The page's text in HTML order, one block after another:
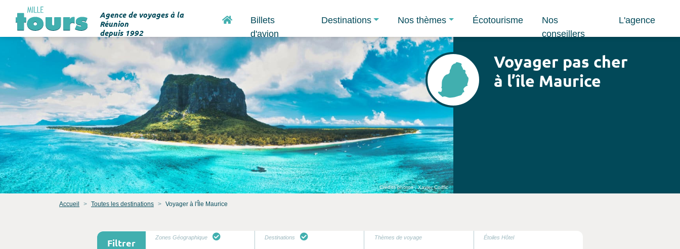
Agence de voyages à la
Réunion
depuis 1992
AccueilBillets
d'avion
Destinations Nos thèmes Écotourisme
Nos
conseillers
L'agence
Crédits photos : Xavier Coiffic
Voyager pas cher
à l’île Maurice
Accueil Toutes les destinations Voyager à l'Île Maurice
Filtrer Zones Géographique Destinations Thèmes de voyage Étoiles Hôtel